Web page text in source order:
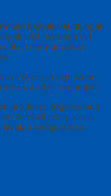
banyak keuntungan
lebih percaya diri
akan memunculkan
nyaman digunakan,
tidak terganggu.
produsen toga wisuda
kembali pada acara
atau kampus bisa